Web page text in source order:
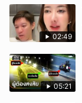
02:49
05:21